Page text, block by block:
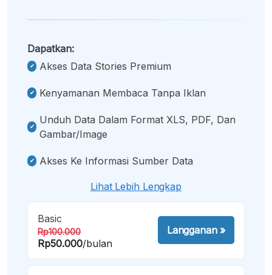
Dapatkan:
Akses Data Stories Premium
Kenyamanan Membaca Tanpa Iklan
Unduh Data Dalam Format XLS, PDF, Dan
Gambar/image
Akses Ke Informasi Sumber Data
Lihat Lebih Lengkap
Basic
Rp100.000
Rp50.000/bulan
Langganan»